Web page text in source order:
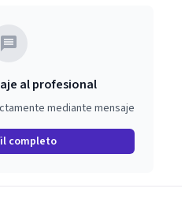
al profesional
mediante mensaje
completo